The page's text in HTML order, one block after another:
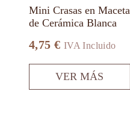
Mini Crasas en Maceta
de Cerámica Blanca
4,75 € IVA Incluido
VER MÁS
la
página
producto